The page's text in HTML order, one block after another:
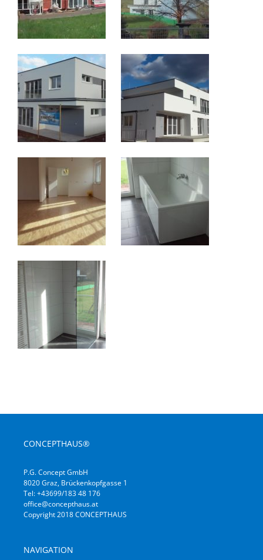
CONCEPTHAUS®
P.G. Concept GmbH
8020 Graz, Brückenkopfgasse 1
Tel: +43699/183 48 176
office@concepthaus.at
Copyright 2018 CONCEPTHAUS
NAVIGATION